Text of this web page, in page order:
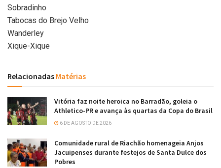
Sobradinho
Tabocas do Brejo Velho
Wanderley
Xique-Xique
Relacionadas Matérias
Vitória faz noite heroica no Barradão, goleia o
Athletico-PR e avança às quartas da Copa do Brasil
6 DE AGOSTO DE 2026
Comunidade rural de Riachão homenageia Anjos
Jacuipenses durante festejos de Santa Dulce dos
Pobres